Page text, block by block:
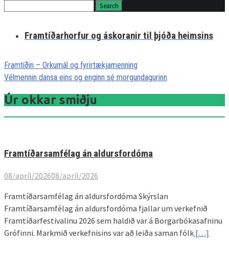
Framtíðarhorfur og áskoranir til þjóða heimsins
Framtíðin – Orkumál og fyrirtækjamenning
Vélmennin dansa eins og enginn sé morgundagurinn
Úr okkar smiðju
Framtíðarsamfélag án aldursfordóma
08/apríl/202608/apríl/2026
Framtíðarsamfélag án aldursfordóma Skýrslan
Framtíðarsamfélag án aldursfordóma fjallar um verkefnið
Framtíðarfestivalinu 2026 sem haldið var á Borgarbókasafninu
Grófinni. Markmið verkefnisins var að leiða saman fólk […]